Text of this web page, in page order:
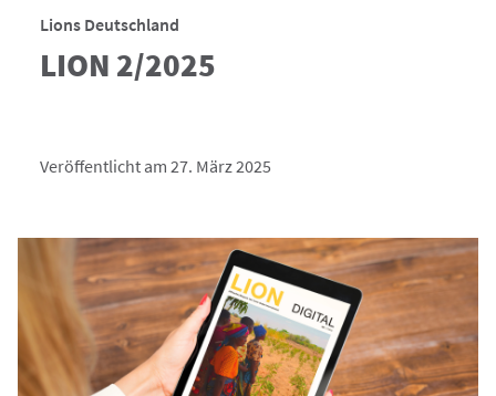
Lions Deutschland
LION 2/2025
Veröffentlicht am 27. März 2025